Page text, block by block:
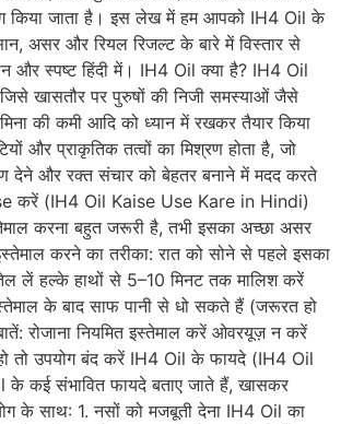
किया जाता है। इस लेख में हम आपको IH4 Oil के
असर और रियल रिजल्ट के बारे में विस्तार से
और स्पष्ट हिंदी में। IH4 Oil क्या है? IH4 Oil
खासतौर पर पुरुषों की निजी समस्याओं जैसे
की कमी आदि को ध्यान में रखकर तैयार किया
और प्राकृतिक तत्वों का मिश्रण होता है, जो
देने और रक्त संचार को बेहतर बनाने में मदद करते
करें (IH4 Oil Kaise Use Kare in Hindi)
करना बहुत जरूरी है, तभी इसका अच्छा असर
करने का तरीका: रात को सोने से पहले इसका
लें हल्के हाथों से 5–10 मिनट तक मालिश करें
के बाद साफ पानी से धो सकते हैं (जरूरत हो
रोजाना नियमित इस्तेमाल करें ओवरयूज़ न करें
तो उपयोग बंद करें IH4 Oil के फायदे (IH4 Oil
कई संभावित फायदे बताए जाते हैं, खासकर
के साथ: 1. नसों को मजबूती देना IH4 Oil का